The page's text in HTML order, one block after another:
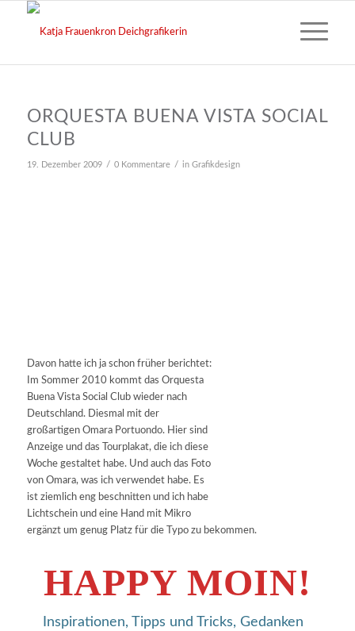
ORQUESTA BUENA VISTA SOCIAL
CLUB
19. Dezember 2009 / 0 Kommentare / in Grafikdesign
Davon hatte ich ja schon früher berichtet:
Im Sommer 2010 kommt das Orquesta
Buena Vista Social Club wieder nach
Deutschland. Diesmal mit der
großartigen Omara Portuondo. Hier sind
Anzeige und das Tourplakat, die ich diese
Woche gestaltet habe. Und auch das Foto
von Omara, was ich verwendet habe. Es
ist ziemlich eng beschnitten und ich habe
Lichtschein und eine Hand mit Mikro
ergänzt um genug Platz für die Typo zu bekommen.
HAPPY MOIN!
Inspirationen, Tipps und Tricks, Gedanken